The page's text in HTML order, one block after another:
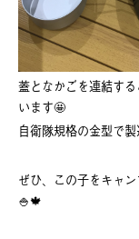
蓋となかごを連結す
います🤩
自衛隊規格の金型で
ぜひ、この子をキャ
🍚🍁